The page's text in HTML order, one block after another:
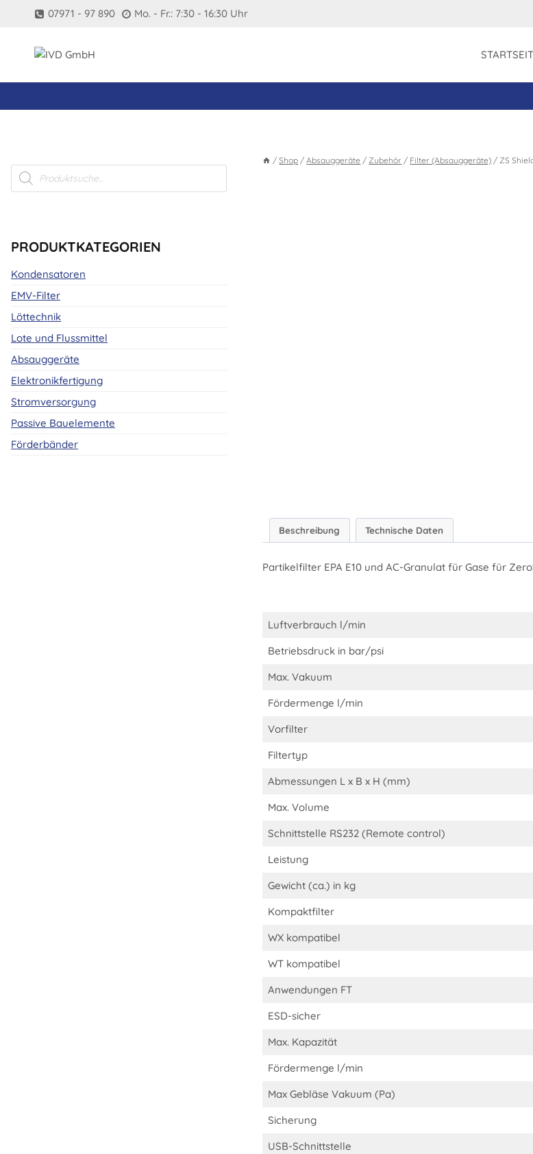
07971 - 97 890 Mo. - Fr.: 7:30 - 16:30 Uhr
/ Shop / Absauggeräte / Zubehör / Filter (Absauggeräte) / ZS
Beschreibung Technische Daten
Partikelfilter EPA E10 und AC-Granulat für Gase für
Luftverbrauch l/min
Betriebsdruck in bar/psi
Max. Vakuum
Fördermenge l/min
Vorfilter
Filtertyp
Abmessungen L x B x H (mm)
Max. Volume
Schnittstelle RS232 (Remote control)
Leistung
Gewicht (ca.) in kg
Kompaktfilter
WX kompatibel
WT kompatibel
Anwendungen FT
ESD-sicher
Max. Kapazität
Fördermenge l/min
Max Gebläse Vakuum (Pa)
Sicherung
USB-Schnittstelle
Products
search
PRODUKTKATEGORIEN
Kondensatoren
EMV-Filter
Löttechnik
Lote und Flussmittel
Absauggeräte
Elektronikfertigung
Stromversorgung
Passive Bauelemente
Förderbänder